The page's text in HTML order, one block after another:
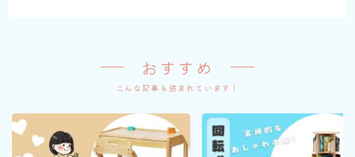
おすすめ
こんな記事も読まれています！